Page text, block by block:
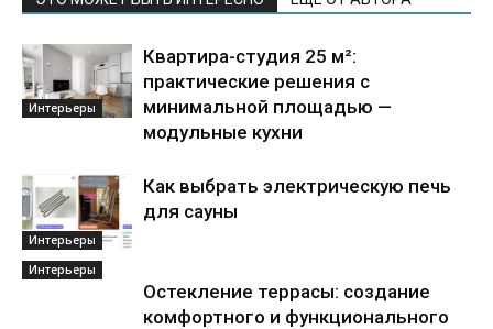
Интерьеры
Квартира-студия 25 м²:
практические решения с
минимальной площадью —
модульные кухни
Интерьеры
Как выбрать электрическую печь
для сауны
Интерьеры
Остекление террасы: создание
комфортного и функционального